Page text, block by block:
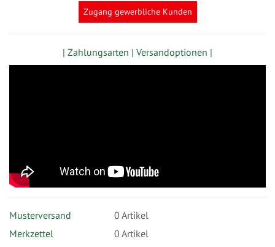
Zugang gewerbliche Kunden
| Zahlungsarten | Versandoptionen |
Musterversand 0 Artikel
Merkzettel
0 Artikel